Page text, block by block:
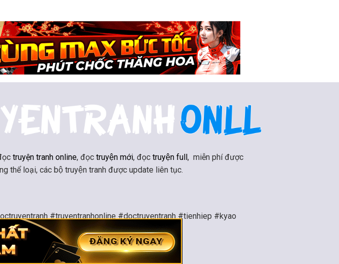
truyện tranh online, đọc truyện mới, đọc truyện full, miễn phí được
thể loại, các bộ truyện tranh được update liên tục.
#truyentranhonline #doctruyentranh #tienhiep #kyao
#huyenhuyen